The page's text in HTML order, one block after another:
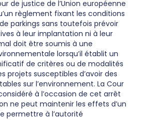
de justice de l’Union européenne
règlement fixant les conditions
parkings sans toutefois prévoir
à leur implantation ni à leur
doit être soumis à une
lorsqu’il établit un
de critères ou de modalités
projets susceptibles d’avoir des
sur l’environnement. La Cour
à l’occasion de cet arrêt
ne peut maintenir les effets d’un
permettre à l’autorité